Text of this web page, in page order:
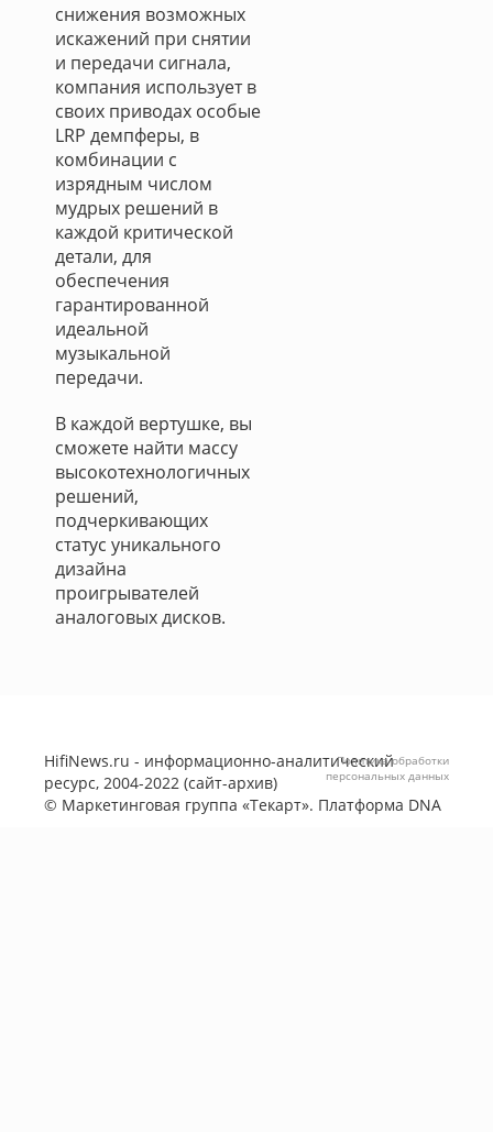
снижения возможных
искажений при снятии
и передачи сигнала,
компания использует в
своих приводах особые
LRP демпферы, в
комбинации с
изрядным числом
мудрых решений в
каждой критической
детали, для
обеспечения
гарантированной
идеальной
музыкальной
передачи.
В каждой вертушке, вы
сможете найти массу
высокотехнологичных
решений,
подчеркивающих
статус уникального
дизайна
проигрывателей
аналоговых дисков.
HifiNews.ru - информационно-аналитический
ресурс, 2004-2022 (сайт-архив)
© Маркетинговая группа «Текарт». Платформа DNA
Политика обработки
персональных данных